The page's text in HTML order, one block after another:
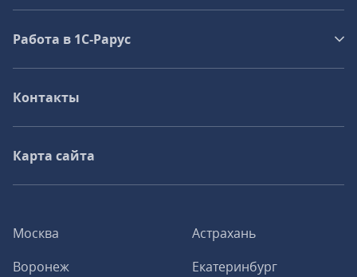
Москва
Астрахань
Воронеж
Екатеринбург
Работа в 1С‑Рарус
Контакты
Карта сайта